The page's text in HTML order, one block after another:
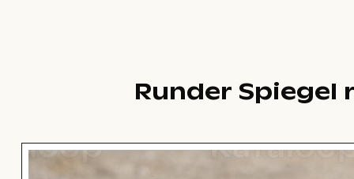
Runder